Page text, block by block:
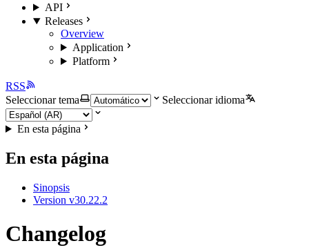
API
Releases
Overview
Application
Platform
RSS
Seleccionar tema
Seleccionar idioma
En esta página
En esta página
Sinopsis
Version v30.22.2
Changelog